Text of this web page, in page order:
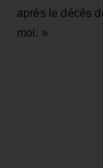
après le décès
moi. »